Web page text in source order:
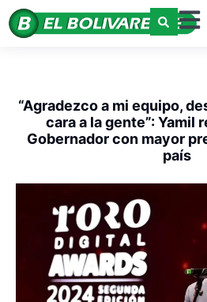
“Agradezco a mi equipo,
cara a la gente”: Yamil
Gobernador con mayor
país